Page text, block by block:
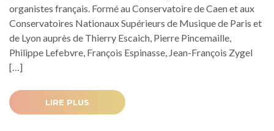
organistes français. Formé au Conservatoire de Caen et aux
Conservatoires Nationaux Supérieurs de Musique de Paris et
de Lyon auprès de Thierry Escaich, Pierre Pincemaille,
Philippe Lefebvre, François Espinasse, Jean-François Zygel
[…]
LIRE PLUS